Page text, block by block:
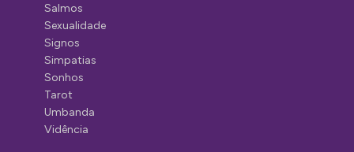
Salmos
Sexualidade
Signos
Simpatias
Sonhos
Tarot
Umbanda
Vidência